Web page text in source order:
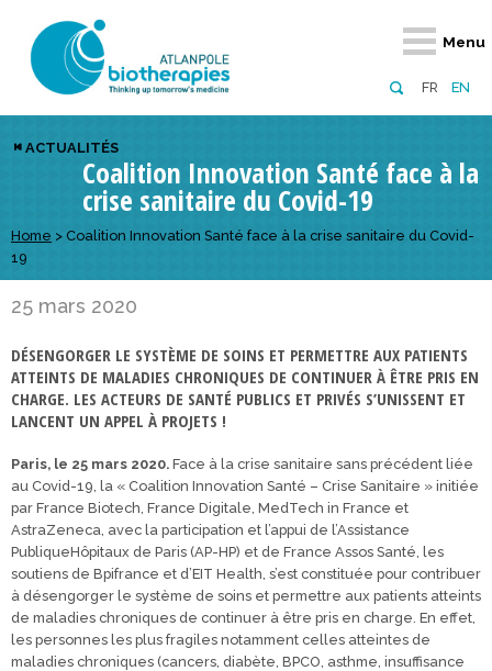
FR EN
Menu
Retour
À propos
Présentation du pôle
Domaines d’excellence
Retour
Conseil d’administration
Retour
Notre réseau
Membres du pôle
Partenaires
Réseau européen
Retour
Actus, événements, AAP
Actualités
Événements
Appels à projets
Retour
régionaux
nationaux
Retour
Notre offre
Diversifiez votre réseau
Visez l’international
Développez vos projets d’innovation
Gagnez en visibilité
Retour
Nous rejoindre
En tant qu’adhérent
En tant que partenaire
Retour
Emploi
Offres d’emploi
Candidatures
ACTUALITÉS
Coalition Innovation Santé face à la
crise sanitaire du Covid-19
Home > Coalition Innovation Santé face à la crise sanitaire du Covid-
19
25 mars 2020
DÉSENGORGER LE SYSTÈME DE SOINS ET PERMETTRE AUX PATIENTS
ATTEINTS DE MALADIES CHRONIQUES DE CONTINUER À ÊTRE PRIS EN
CHARGE. LES ACTEURS DE SANTÉ PUBLICS ET PRIVÉS S’UNISSENT ET
LANCENT UN APPEL À PROJETS !
Paris, le 25 mars 2020. Face à la crise sanitaire sans précédent liée
au Covid-19, la « Coalition Innovation Santé – Crise Sanitaire » initiée
par France Biotech, France Digitale, MedTech in France et
AstraZeneca, avec la participation et l’appui de l’Assistance
PubliqueHôpitaux de Paris (AP-HP) et de France Assos Santé, les
soutiens de Bpifrance et d’EIT Health, s’est constituée pour contribuer
à désengorger le système de soins et permettre aux patients atteints
de maladies chroniques de continuer à être pris en charge. En effet,
les personnes les plus fragiles notamment celles atteintes de
maladies chroniques (cancers, diabète, BPCO, asthme, insuffisance